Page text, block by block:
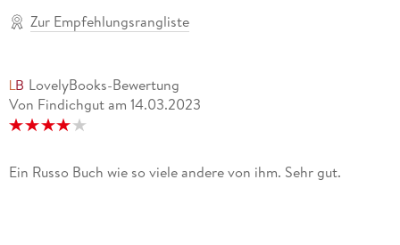
Mühelos kann sich dieses wunderbare Buch mit den großen
Zur Empfehlungsrangliste
LovelyBooks-Bewertung
Von Findichgut am 14.03.2023
Ein Russo Buch wie so viele andere von ihm. Sehr gut.